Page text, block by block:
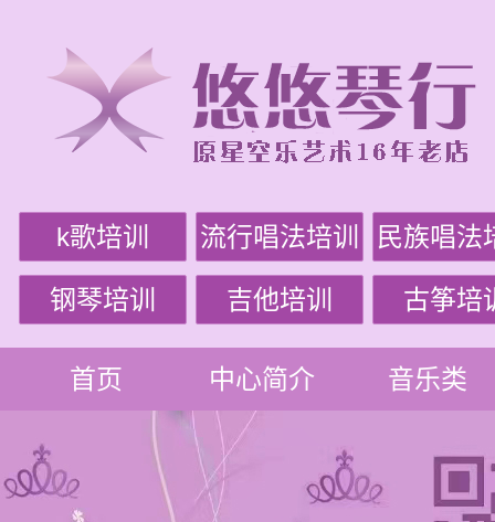
k歌培训 流行唱法培训 民族唱法
钢琴培训 吉他培训 古筝培
首页 中心简介 音乐类